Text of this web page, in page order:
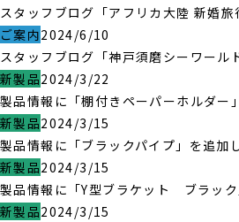
スタッフブログ「アフリカ大陸 新婚旅
ご案内2024/6/10
スタッフブログ「神戸須磨シーワール
新製品2024/3/22
製品情報に「棚付きペーパーホルダー
新製品2024/3/15
製品情報に「ブラックパイプ」を追加
新製品2024/3/15
製品情報に「Y型ブラケット ブラック
新製品2024/3/15